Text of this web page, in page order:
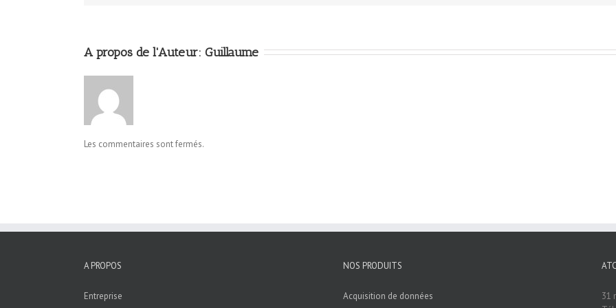
A propos de l'Auteur: Guillaume
Les commentaires sont fermés.
A PROPOS
Entreprise
NOS PRODUITS
Acquisition de données
31